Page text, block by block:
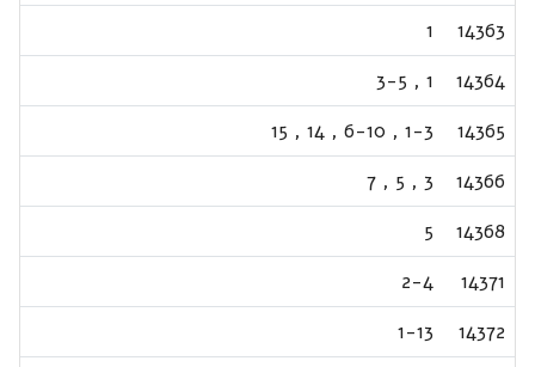
14363
1
14364
1
,
3-5
14365
1-3
,
6-10
,
14
,
15
14366
3
,
5
,
7
14368
5
14371
2-4
14372
1-13